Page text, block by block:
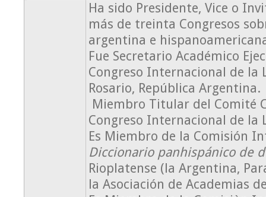
Ha sido Presidente, Vice o
más de treinta Congresos
argentina e
Fue Secretario Académico
Congreso Internacional de la
Rosario, República Argentina.
Miembro Titular del Comité
Congreso Internacional de la
Es Miembro de la Comisión
Diccionario panhispánico de
Rioplatense (la Argentina,
la Asociación de Academias